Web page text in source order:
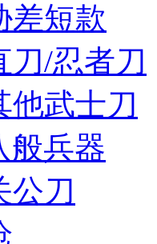
差短款
刀/忍者刀
他武士刀
般兵器
公刀